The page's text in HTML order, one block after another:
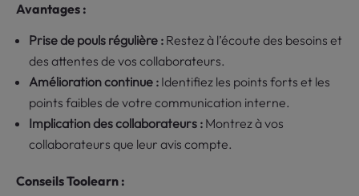
Avantages :
Prise de pouls régulière : Restez à l’écoute des besoins et
des attentes de vos collaborateurs.
Amélioration continue : Identifiez les points forts et les
points faibles de votre communication interne.
Implication des collaborateurs : Montrez à vos
collaborateurs que leur avis compte.
Conseils Toolearn :